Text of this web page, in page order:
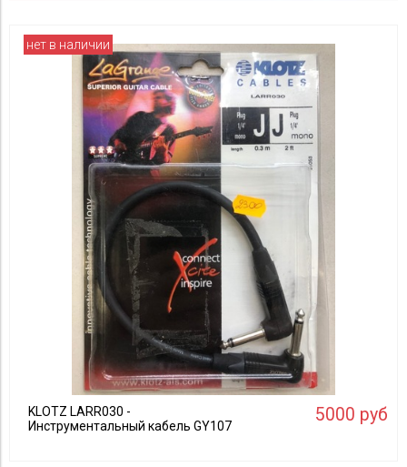
Применить
нет в наличии
KLOTZ LARR030 -
Инструментальный кабель GY107
5000 руб